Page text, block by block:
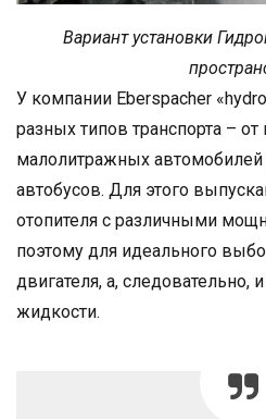
Вариант установки
У компании Еberspacher
разных типов транспорта –
малолитражных автомобилей
автобусов. Для этого
отопителя с различными
поэтому для идеального
двигателя, а,
жидкости.